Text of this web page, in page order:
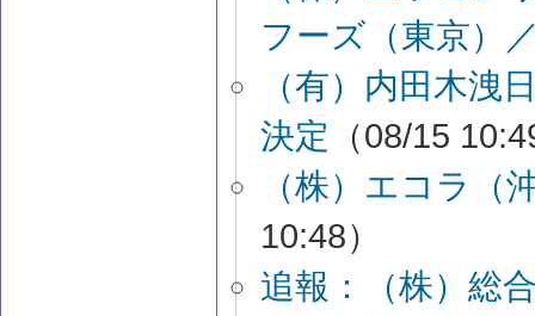
フーズ（東京）
（有）内田木洩
決定 （08/15
（株）エコラ（
10:48）
追報：（株）総